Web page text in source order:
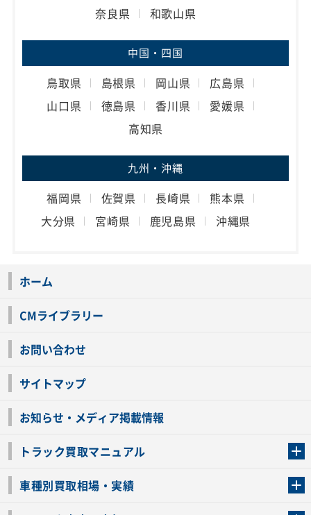
奈良県
和歌山県
中国・四国
鳥取県 島根県 岡山県
広島県
山口県
徳島県 香川県
愛媛県
高知県
九州・沖縄
福岡県 佐賀県 長崎県
熊本県
大分県
宮崎県 鹿児島県 沖縄県
ホーム
CMライブラリー
お問い合わせ
サイトマップ
お知らせ・メディア掲載情報
トラック買取マニュアル
車種別買取相場・実績